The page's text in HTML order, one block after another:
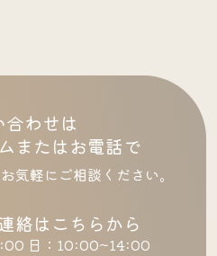
合わせは
またはお電話で
気軽にご相談ください。
絡はこちらから
日：10:00~14:00